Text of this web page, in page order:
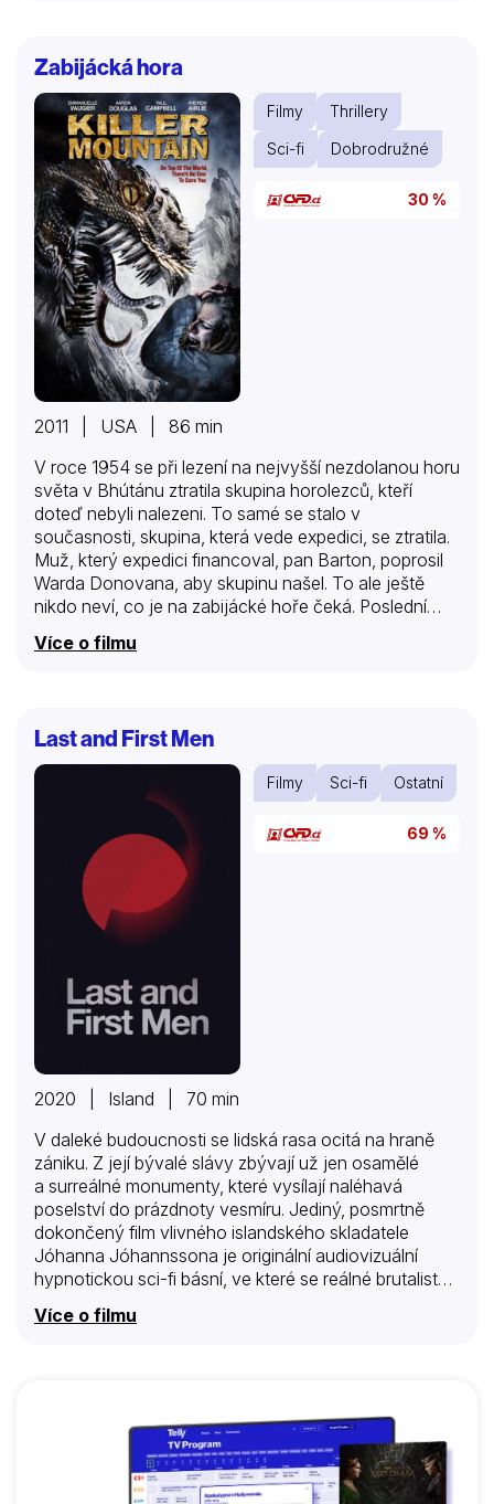
Zabijácká hora
Filmy
Thrillery
Sci-fi
Dobrodružné
30 %
2011 | USA | 86 min
V roce 1954 se při lezení na nejvyšší nezdolanou horu
světa v Bhútánu ztratila skupina horolezců, kteří
doteď nebyli nalezeni. To samé se stalo v
současnosti, skupina, která vede expedici, se ztratila.
Muž, který expedici financoval, pan Barton, poprosil
Warda Donovana, aby skupinu našel. To ale ještě
nikdo neví, co je na zabijácké hoře čeká. Poslední
výprava Warda Donova skončila špatně, 5 lidí
zemřelo, proto nejdříve nechtěl, ale nakonec to
Bartonův syn Tyler a pilot vrtulníku Ram, pustí si
poslední záznam, který nahrála skupina předtím, ještě
než zmizela. To ale neví, že někteří členové jsou…
Více o filmu
Last and First Men
Filmy Sci-fi Ostatní
69 %
2020 | Island | 70 min
V daleké budoucnosti se lidská rasa ocitá na hraně
zániku. Z její bývalé slávy zbývají už jen osamělé
a surreálné monumenty, které vysílají naléhavá
poselství do prázdnoty vesmíru. Jediný, posmrtně
dokončený film vlivného islandského skladatele
Jóhanna Jóhannssona je originální audiovizuální
hypnotickou sci-fi básní, ve které se reálné brutalistní
z daleké budoucnosti. Kontrastní černobílé záběry
Více o filmu